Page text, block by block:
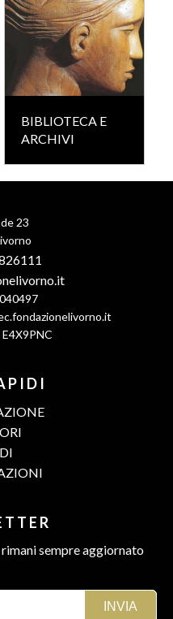
BIBLIOTECA E
ARCHIVI
23
sempre aggiornato